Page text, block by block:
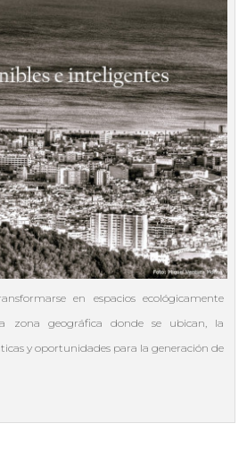
en espacios ecológicamente
zona geográfica donde se ubican, la
y oportunidades para la generación de